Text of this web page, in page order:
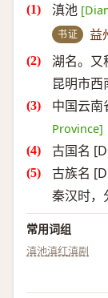
滇池
书证 益
湖名。又
昆明市西
中国云南
Province]
古国名
古族名
秦汉时，
常用词组
滇池滇红滇剧